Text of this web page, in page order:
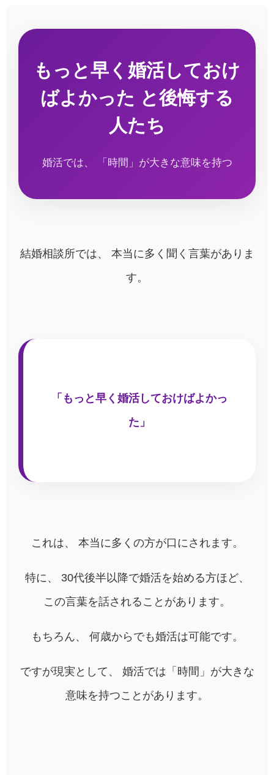
もっと早く婚活しておけ
ばよかった と後悔する
人たち
婚活では、 「時間」が大きな意味を持つ
結婚相談所では、 本当に多く聞く言葉がありま
す。
「もっと早く婚活しておけばよかっ
た」
これは、 本当に多くの方が口にされます。
特に、 30代後半以降で婚活を始める方ほど、
この言葉を話されることがあります。
もちろん、 何歳からでも婚活は可能です。
ですが現実として、 婚活では「時間」が大きな
意味を持つことがあります。